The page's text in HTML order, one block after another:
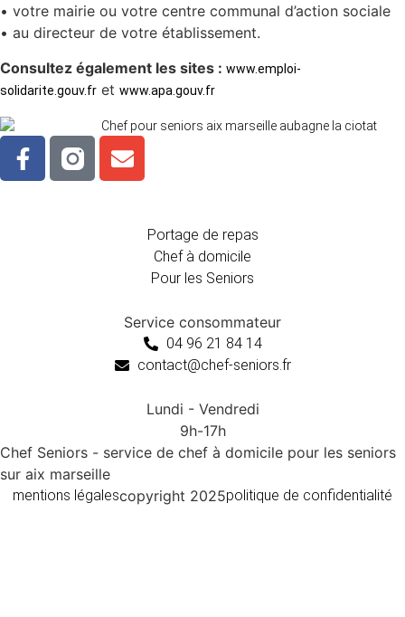
• votre mairie ou votre centre communal d’action sociale
• au directeur de votre établissement.
Consultez également les sites : www.emploi-
solidarite.gouv.fr et www.apa.gouv.fr
Portage de repas
Chef à domicile
Pour les Seniors
Service consommateur
04 96 21 84 14
contact@chef-seniors.fr
Lundi - Vendredi
9h-17h
Chef Seniors - service de chef à domicile pour les seniors
sur aix marseille
mentions légalescopyright 2025politique de confidentialité